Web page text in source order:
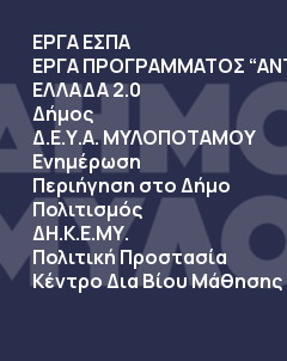
ΕΡΓΑ ΕΣΠΑ
ΕΡΓΑ ΠΡΟΓΡΑΜΜΑΤΟΣ
ΕΛΛΑΔΑ 2.0
Δήμος
Δ.Ε.Υ.Α. ΜΥΛΟΠΟΤΑΜΟΥ
Ενημέρωση
Περιήγηση στο Δήμο
Πολιτισμός
ΔΗ.Κ.Ε.ΜΥ.
Πολιτική Προστασία
Κέντρο Δια Βίου Μάθησης